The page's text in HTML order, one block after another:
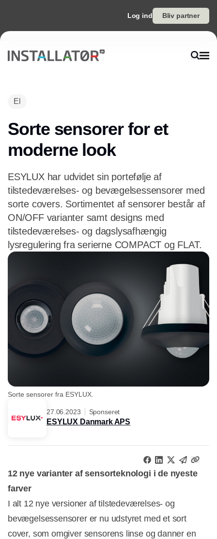
Log ind Bliv partner
El
Sorte sensorer for et
moderne look
ESYLUX har udvidet sin portefølje af
tilstedeværelses- og bevægelsessensorer med
sorte covers. Sortimentet af sensorer består af
ON/OFF varianter samt designs med
tilstedeværelses- og dagslysafhængig
lysregulering fra serierne COMPACT og FLAT.
Sorte sensorer fra ESYLUX.
27.06.2023 Sponseret
ESYLUX Danmark APS
12 nye varianter af sensorteknologi i de nyeste
farver
I alt 12 nye versioner af tilstedeværelses- og
bevægelsessensorer er nu udstyret med et sort
cover, som omgiver sensorens linse og danner en